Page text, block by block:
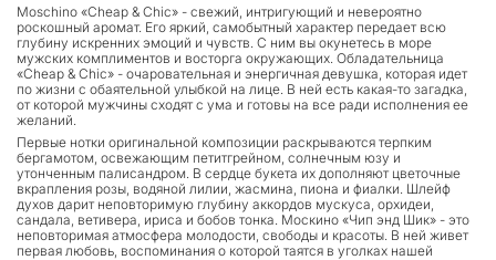
Moschino «Cheap & Chic» - свежий, интригующий и невероятно
роскошный аромат. Его яркий, самобытный характер передает всю
глубину искренних эмоций и чувств. С ним вы окунетесь в море
мужских комплиментов и восторга окружающих. Обладательница
«Cheap & Chic» - очаровательная и энергичная девушка, которая идет
по жизни с обаятельной улыбкой на лице. В ней есть какая-то загадка,
от которой мужчины сходят с ума и готовы на все ради исполнения ее
желаний.
Первые нотки оригинальной композиции раскрываются терпким
бергамотом, освежающим петитгрейном, солнечным юзу и
утонченным палисандром. В сердце букета их дополняют цветочные
вкрапления розы, водяной лилии, жасмина, пиона и фиалки. Шлейф
духов дарит неповторимую глубину аккордов мускуса, орхидеи,
сандала, ветивера, ириса и бобов тонка. Москино «Чип энд Шик» - это
неповторимая атмосфера молодости, свободы и красоты. В ней живет
первая любовь, воспоминания о которой таятся в уголках нашей